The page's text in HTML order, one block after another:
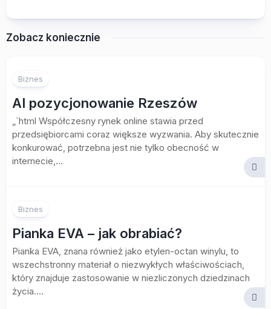
Zobacz koniecznie
Biznes
AI pozycjonowanie Rzeszów
„`html Współczesny rynek online stawia przed
przedsiębiorcami coraz większe wyzwania. Aby skutecznie
konkurować, potrzebna jest nie tylko obecność w
internecie,...
Biznes
Pianka EVA – jak obrabiać?
Pianka EVA, znana również jako etylen-octan winylu, to
wszechstronny materiał o niezwykłych właściwościach,
który znajduje zastosowanie w niezliczonych dziedzinach
życia....